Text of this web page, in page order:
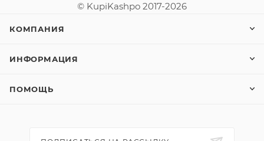
© KupiKashpo 2017-2026
КОМПАНИЯ
ИНФОРМАЦИЯ
ПОМОЩЬ